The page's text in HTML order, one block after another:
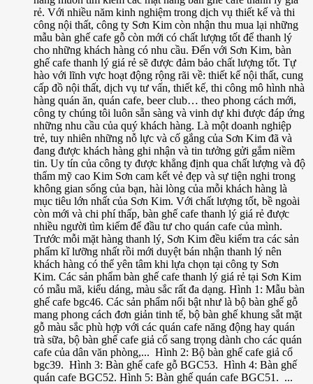
rẻ. Với nhiều năm kinh nghiệm trong dịch vụ thiết kế và thi
công nội thất, công ty Sơn Kim còn nhận thu mua lại những
mẫu bàn ghế cafe gỗ còn mới có chất lượng tốt để thanh lý
cho những khách hàng có nhu cầu. Đến với Sơn Kim, bàn
ghế cafe thanh lý giá rẻ sẽ được đảm bảo chất lượng tốt. Tự
hào với lĩnh vực hoạt động rộng rãi về: thiết kế nội thất, cung
cấp đồ nội thất, dịch vụ tư vấn, thiết kế, thi công mô hình nhà
hàng quán ăn, quán cafe, beer club… theo phong cách mới,
công ty chúng tôi luôn sẵn sàng và vinh dự khi được đáp ứng
những nhu cầu của quý khách hàng. Là một doanh nghiệp
trẻ, tuy nhiên những nỗ lực và cố gắng của Sơn Kim đã và
đang được khách hàng ghi nhận và tin tưởng gửi gắm niềm
tin. Uy tín của công ty được khẳng định qua chất lượng và độ
thẩm mỹ cao Kim Sơn cam kết vẻ đẹp và sự tiện nghi trong
không gian sống của bạn, hài lòng của mỗi khách hàng là
mục tiêu lớn nhất của Sơn Kim. Với chất lượng tốt, bề ngoài
còn mới và chi phí thấp, bàn ghế cafe thanh lý giá rẻ được
nhiều người tìm kiếm để đầu tư cho quán cafe của mình.
Trước mỗi mặt hàng thanh lý, Sơn Kim đều kiểm tra các sản
phẩm kĩ lưỡng nhất rồi mới duyệt bán nhận thanh lý nên
khách hàng có thể yên tâm khi lựa chọn tại công ty Sơn
Kim. Các sản phẩm bàn ghế cafe thanh lý giá rẻ tại Sơn Kim
có mẫu mã, kiểu dáng, màu sắc rất đa dạng. Hình 1: Mẫu bàn
ghế cafe bgc46. Các sản phẩm nổi bật như là bộ bàn ghế gỗ
mang phong cách đơn giản tinh tế, bộ bàn ghế khung sắt mặt
gỗ màu sắc phù hợp với các quán cafe năng động hay quán
trà sữa, bộ bàn ghế cafe giả cổ sang trọng dành cho các quán
cafe của dân văn phòng,... Hình 2: Bộ bàn ghế cafe giả cổ
bgc39. Hình 3: Bàn ghế cafe gỗ BGC53. Hình 4: Bàn ghế
quán cafe BGC52. Hình 5: Bàn ghế quán cafe BGC51. ...